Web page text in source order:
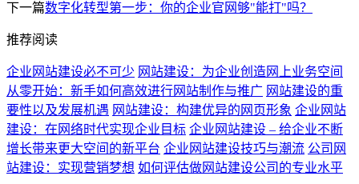
下一篇数字化转型第一步：你的企业官网够"能打"吗？
推荐阅读
企业网站建设必不可少 网站建设：为企业创造网上业务空间
从零开始：新手如何高效进行网站制作与推广 网站建设的重
要性以及发展机遇 网站建设：构建优异的网页形象 企业网站
建设：在网络时代实现企业目标 企业网站建设 – 给企业不断
增长带来更大空间的新平台 企业网站建设技巧与潮流 公司网
站建设：实现营销梦想 如何评估做网站建设公司的专业水平